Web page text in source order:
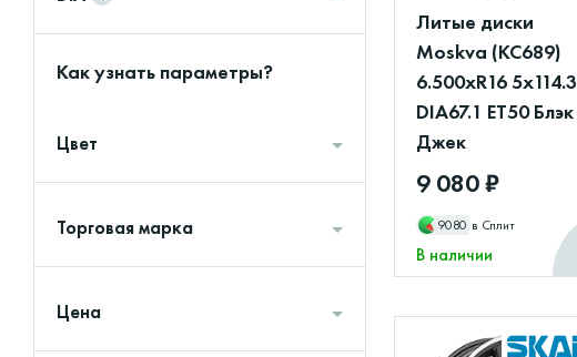
Как узнать параметры?
Цвет
Торговая марка
Цена
Литые диски
Moskva (КС689)
6.500xR16 5x114.3
DIA67.1 ET50 Блэк
Джек
9 080 ₽
9080 в Сплит
В наличии